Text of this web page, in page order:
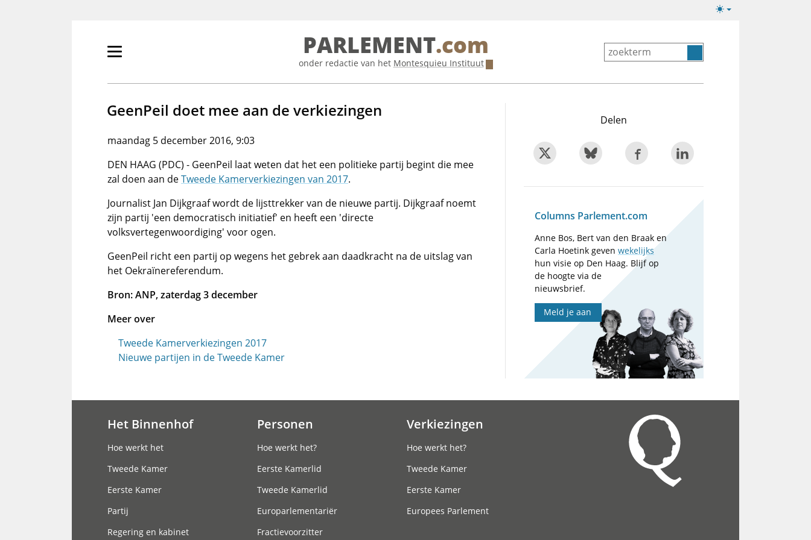
Lichte/donkere
Primair
tonen/verbergen
PARLEMENT.com
onder redactie van het Montesquieu Instituut
GeenPeil doet mee aan de verkiezingen
maandag 5 december 2016, 9:03
DEN HAAG (PDC) - GeenPeil laat weten dat het een politieke partij begint die mee
zal doen aan deTweede Kamerverkiezingen van 2017.
Journalist Jan Dijkgraaf wordt de lijsttrekker van de nieuwe partij. Dijkgraaf noemt
zijn partij 'een democratisch initiatief' en heeft een 'directe
volksvertegenwoordiging' voor ogen.
GeenPeil richt een partij op wegens het gebrek aan daadkracht na de uitslag van
het Oekraïnereferendum.
Bron: ANP, zaterdag 3 december
Meer over
Tweede Kamerverkiezingen 2017
Nieuwe partijen in de Tweede Kamer
Delen
Columns Parlement.com
Anne Bos, Bert van den Braak en
Carla Hoetink gevenwekelijks
hun visie op Den Haag. Blijf op
de hoogte via de
nieuwsbrief.
Meld je aan
Het Binnenhof
Hoe werkt het
Tweede Kamer
Eerste Kamer
Partij
Regering en kabinet
Personen
Hoe werkt het?
Eerste Kamerlid
Tweede Kamerlid
Europarlementariër
Fractievoorzitter
Verkiezingen
Hoe werkt het?
Tweede Kamer
Eerste Kamer
Europees Parlement